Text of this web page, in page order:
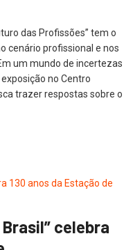
das Profissões” tem o
cenário profissional e nos
um mundo de incertezas
no Centro
trazer respostas sobre o
celebra